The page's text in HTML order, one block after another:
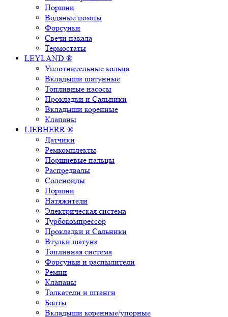
Поршни
Водяные помпы
Форсунки
Свечи накала
Термостаты
LEYLAND ®
Уплотнительные кольца
Вкладыши шатунные
Топливные насосы
Прокладки и Сальники
Вкладыши коренные
Клапаны
LIEBHERR ®
Датчики
Ремкомплекты
Поршневые пальцы
Распредвалы
Соленоиды
Поршни
Натяжители
Электрическая система
Турбокомпрессор
Прокладки и Сальники
Втулки шатуна
Топливная система
Форсунки и распылители
Ремни
Клапаны
Толкатели и штанги
Болты
Вкладыши коренные/упорные